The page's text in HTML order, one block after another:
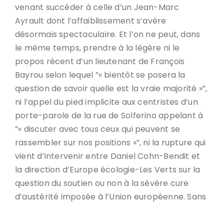
venant succéder à celle d’un Jean-Marc
Ayrault dont l’affaiblissement s’avère
désormais spectaculaire. Et l’on ne peut, dans
le même temps, prendre à la légère ni le
propos récent d’un lieutenant de François
Bayrou selon lequel ”« bientôt se posera la
question de savoir quelle est la vraie majorité »”,
ni l’appel du pied implicite aux centristes d’un
porte-parole de la rue de Solferino appelant à
”« discuter avec tous ceux qui peuvent se
rassembler sur nos positions »”, ni la rupture qui
vient d’intervenir entre Daniel Cohn-Bendit et
la direction d’Europe écologie-Les Verts sur la
question du soutien ou non à la sévère cure
d’austérité imposée à l’Union européenne. Sans